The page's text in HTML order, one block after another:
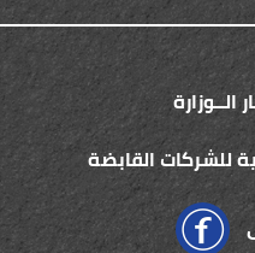
الــوزارة
للشركات القابضة